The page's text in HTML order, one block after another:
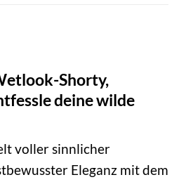
Shorty,
deine wilde
voller sinnlicher
Eleganz mit dem